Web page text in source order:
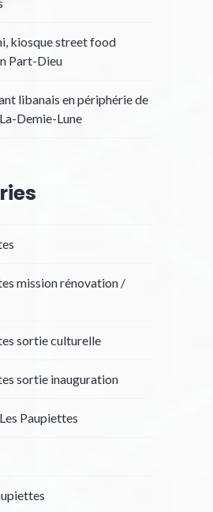
kiosque street food
Part-Dieu
libanais en périphérie de
Demie-Lune
mission rénovation /
sortie culturelle
sortie inauguration
Paupiettes